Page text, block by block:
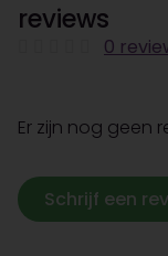
reviews
0
Er zijn nog geen
Schrijf een